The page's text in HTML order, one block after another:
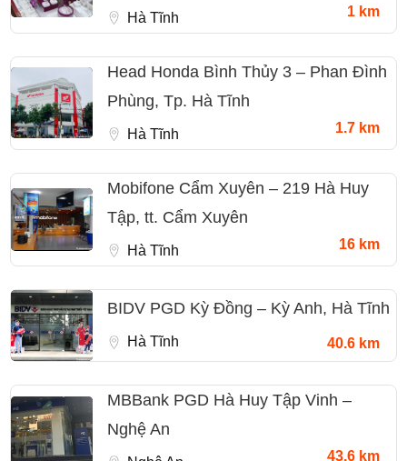
Hà Tĩnh 1 km
Head Honda Bình Thủy 3 – Phan Đình
Phùng, Tp. Hà Tĩnh
Hà Tĩnh 1.7 km
Mobifone Cẩm Xuyên – 219 Hà Huy
Tập, tt. Cẩm Xuyên
Hà Tĩnh 16 km
BIDV PGD Kỳ Đồng – Kỳ Anh, Hà Tĩnh
Hà Tĩnh 40.6 km
MBBank PGD Hà Huy Tập Vinh –
Nghệ An
43.6 km